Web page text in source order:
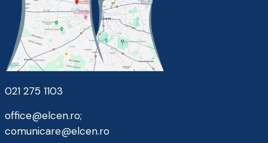
021 275 1103
office@elcen.ro;
comunicare@elcen.ro